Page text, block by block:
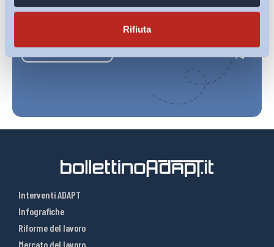
Rifiuta
Iscriviti
Interventi ADAPT
Infografiche
Riforme del lavoro
Mercato del lavoro